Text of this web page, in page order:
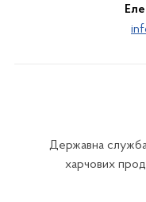
Державна служба
харчових